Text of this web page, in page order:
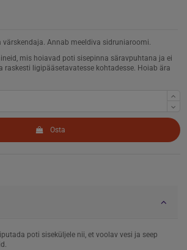
Annab meeldiva sidruniaroomi.
mis hoiavad poti sisepinna säravpuhtana ja ei
raskesti ligipääsetavatesse kohtadesse. Hoiab ära
Osta
poti siseküljele nii, et voolav vesi ja seep